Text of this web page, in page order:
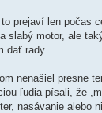
prejaví len počas
slabý motor, ale
dať rady.
nenašiel presne
ľudia písali, že
nasávanie alebo